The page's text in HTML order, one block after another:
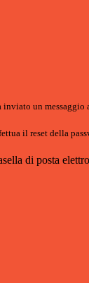
inviato un
il reset della
di posta